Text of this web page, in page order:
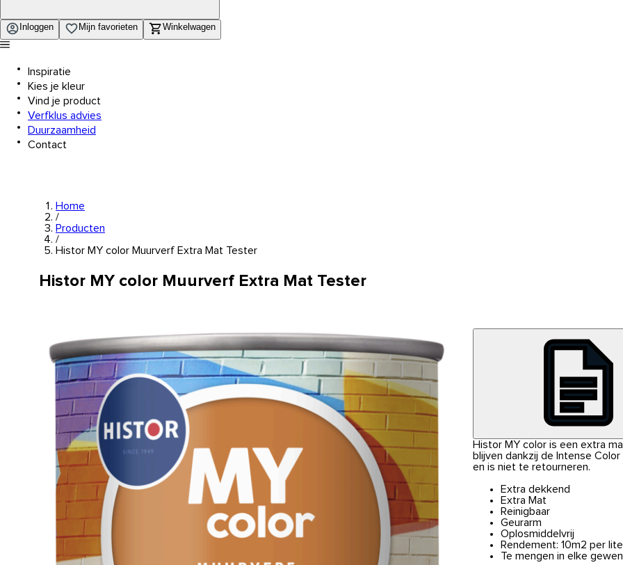
Inloggen Mijn favorieten Winkelwagen
Inspiratie
Kies je kleur
Vind je product
Verfklus advies
Duurzaamheid
Contact
Home
/
Producten
/
Histor MY color Muurverf Extra Mat Tester
Histor MY color Muurverf Extra Mat Tester
Histor MY color is een extra
blijven dankzij de Intense
en is niet te retourneren.
Extra dekkend
Extra Mat
Reinigbaar
Geurarm
Oplosmiddelvrij
Rendement: 10m2 per
Te mengen in elke